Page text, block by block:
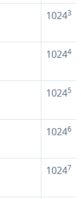
10243
10244
10245
10246
10247